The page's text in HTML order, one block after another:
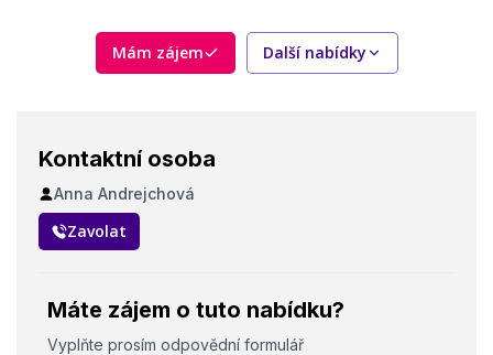
Mám zájem Další nabídky
Kontaktní osoba
Anna Andrejchová
Zavolat
Máte zájem o tuto nabídku?
Vyplňte prosím odpovědní formulář